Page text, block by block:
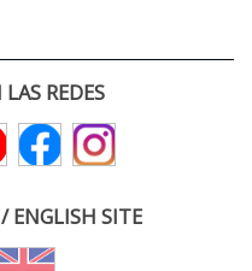
REDES
ENGLISH SITE